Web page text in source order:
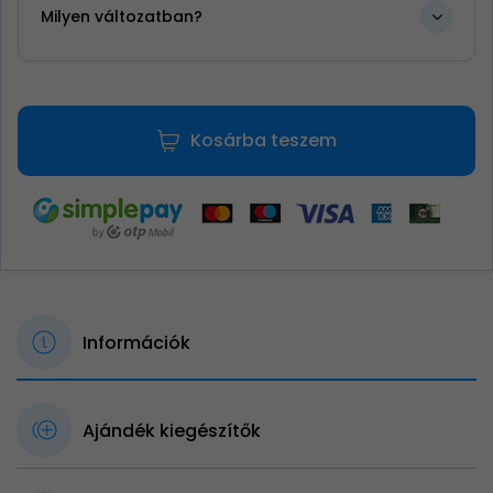
Milyen változatban?
Kosárba teszem
Információk
Ajándék kiegészítők